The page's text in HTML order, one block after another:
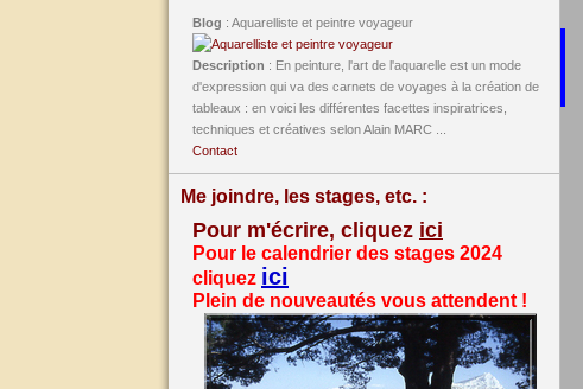
Blog : Aquarelliste et peintre voyageur
Description : En peinture, l'art de l'aquarelle est un mode
d'expression qui va des carnets de voyages à la création de
tableaux : en voici les différentes facettes inspiratrices,
techniques et créatives selon Alain MARC ...
Contact
Me joindre, les stages, etc. :
Pour m'écrire, cliquez ici
Pour le calendrier des stages 2024
cliquez ici
Plein de nouveautés vous attendent !